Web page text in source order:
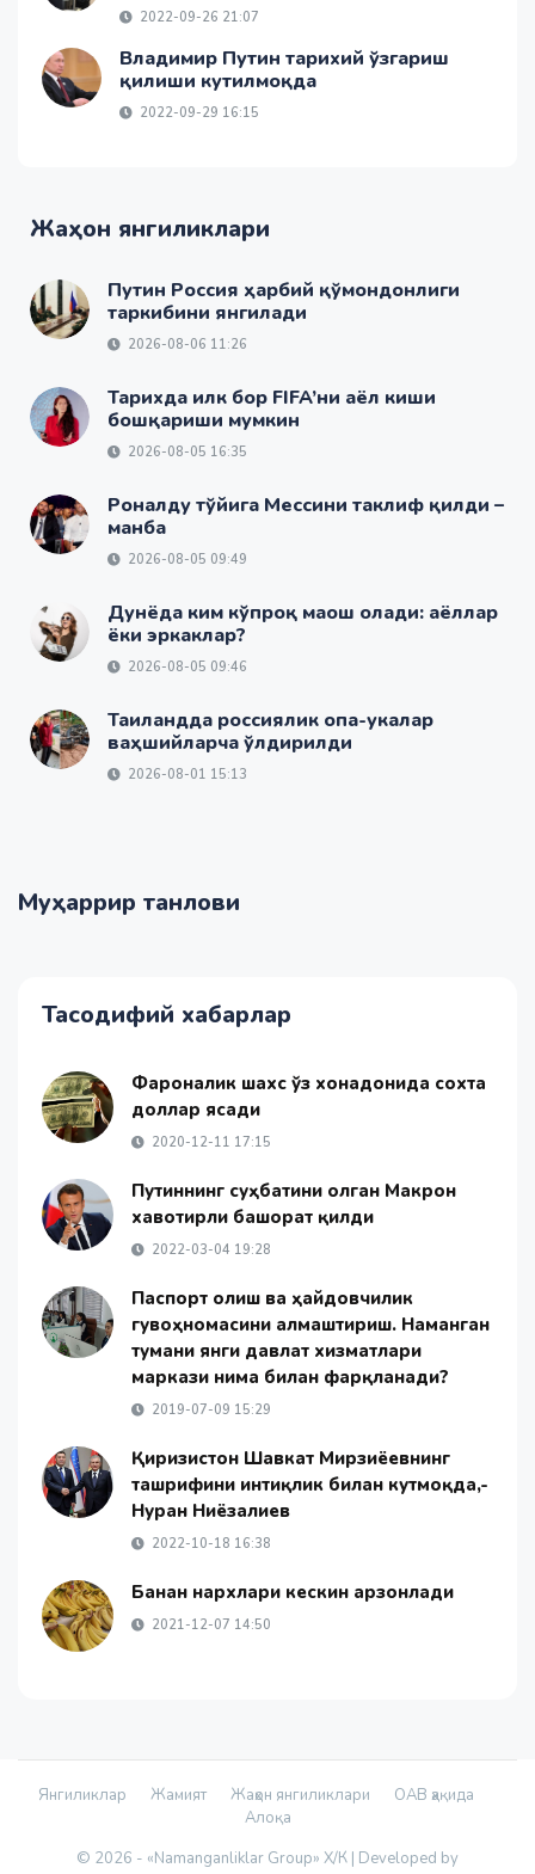
2022-09-26 21:07
Владимир Путин тарихий ўзгариш
қилиши кутилмоқда
2022-09-29 16:15
Жаҳон янгиликлари
Путин Россия ҳарбий қўмондонлиги
таркибини янгилади
2026-08-06 11:26
Тарихда илк бор FIFA’ни аёл киши
бошқариши мумкин
2026-08-05 16:35
Роналду тўйига Мессини таклиф қилди –
манба
2026-08-05 09:49
Дунёда ким кўпроқ маош олади: аёллар
ёки эркаклар?
2026-08-05 09:46
Таиландда россиялик опа-укалар
ваҳшийларча ўлдирилди
2026-08-01 15:13
Муҳаррир танлови
Тасодифий хабарлар
Фарғоналик шахс ўз хонадонида сохта
доллар ясади
2020-12-11 17:15
Путиннинг суҳбатини олган Макрон
хавотирли башорат қилди
2022-03-04 19:28
Паспорт олиш ва ҳайдовчилик
гувоҳномасини алмаштириш. Наманган
тумани янги давлат хизматлари
маркази нима билан фарқланади?
2019-07-09 15:29
Қирғизистон Шавкат Мирзиёевнинг
ташрифини интиқлик билан кутмоқда,-
Нуран Ниёзалиев
2022-10-18 16:38
Банан нархлари кескин арзонлади
2021-12-07 14:50
Янгиликлар Жамият Жаҳон янгиликлари
ОАВ ҳақида
Алоқа
© 2026 - «Namanganliklar Group» Х/К | Developed by